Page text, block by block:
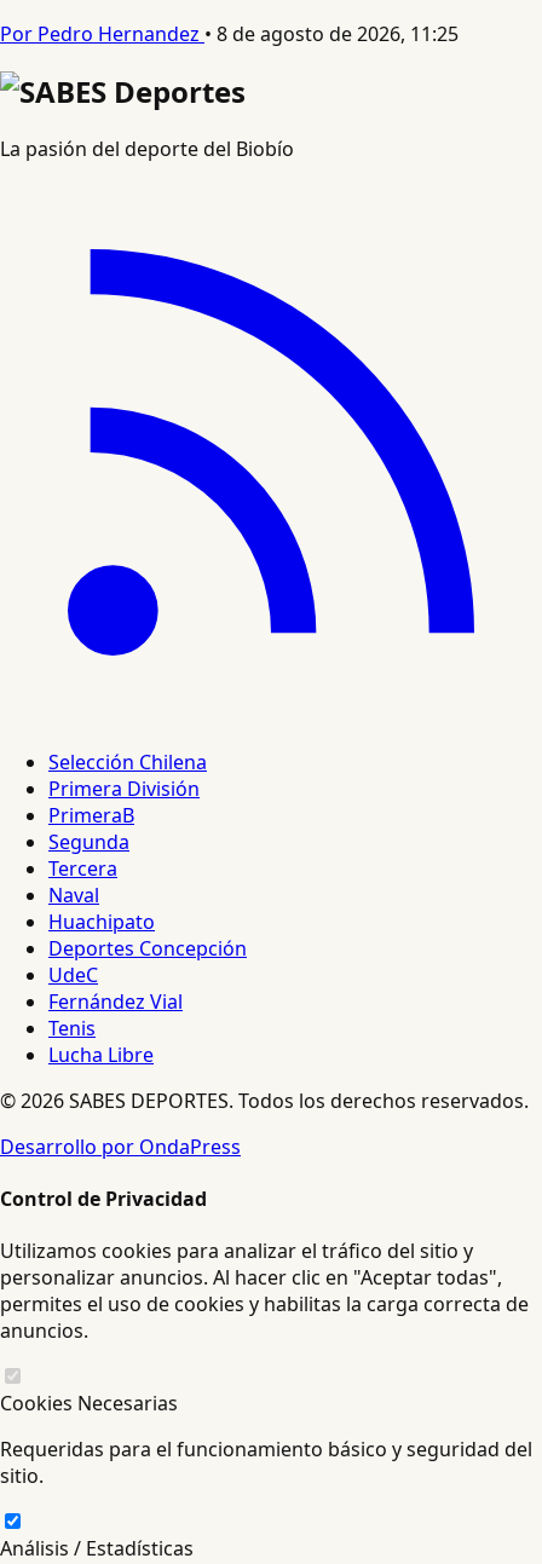
Por Pedro Hernandez • 8 de agosto de 2026, 11:25
La pasión del deporte del Biobío
Selección Chilena
Primera División
PrimeraB
Segunda
Tercera
Naval
Huachipato
Deportes Concepción
UdeC
Fernández Vial
Tenis
Lucha Libre
© 2026 SABES DEPORTES. Todos los derechos reservados.
Desarrollo por OndaPress
Control de Privacidad
Utilizamos cookies para analizar el tráfico del sitio y
personalizar anuncios. Al hacer clic en "Aceptar todas",
permites el uso de cookies y habilitas la carga correcta de
anuncios.
Cookies Necesarias
Requeridas para el funcionamiento básico y seguridad del
sitio.
Análisis / Estadísticas